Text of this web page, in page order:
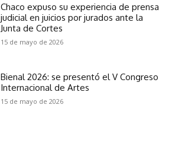
Chaco expuso su experiencia de prensa
judicial en juicios por jurados ante la
Junta de Cortes
15 de mayo de 2026
Bienal 2026: se presentó el V Congreso
Internacional de Artes
15 de mayo de 2026